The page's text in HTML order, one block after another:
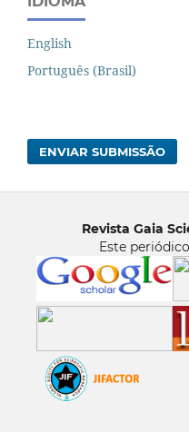
English
Português (Brasil)
ENVIAR SUBMISSÃO
Revista Gaia
Este